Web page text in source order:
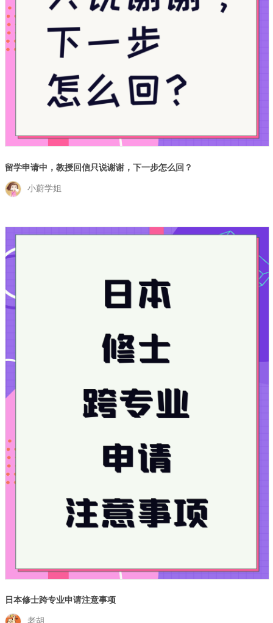
留学申请中，教授回信只说谢谢，下一步怎么回？
小蔚学姐
日本修士跨专业申请注意事项
老胡